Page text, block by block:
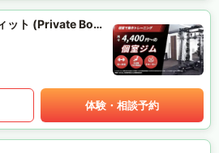
プライベートボックスフィット (Private Box Fit)
体験・相談予約